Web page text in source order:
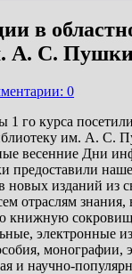
в
А. С.
0
1 го курса
им. А. С.
весенние Дни
предоставили
новых изданий из
отраслям знания,
книжную
электронные
монографии,
и научно-